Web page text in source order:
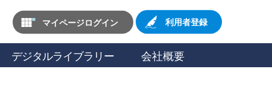
マイページログイン 利用者登録
デジタルライブラリー 会社概要